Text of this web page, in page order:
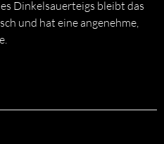
Dinkelsauerteigs bleibt das
und hat eine angenehme,